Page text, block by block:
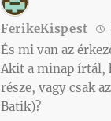
FerikeKispest
És mi van az
Akit a minap írtál,
része, vagy csak
Batik)?